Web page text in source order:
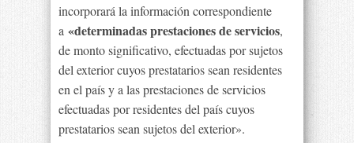
incorporará la información correspondiente
a «determinadas prestaciones de servicios,
de monto significativo, efectuadas por sujetos
del exterior cuyos prestatarios sean residentes
en el país y a las prestaciones de servicios
efectuadas por residentes del país cuyos
prestatarios sean sujetos del exterior».